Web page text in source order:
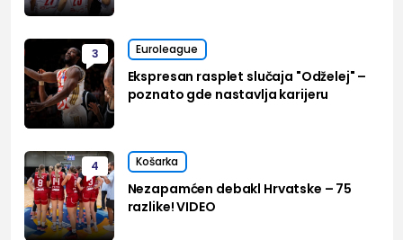
3 Euroleague
Ekspresan rasplet slučaja "Odželej" –
poznato gde nastavlja karijeru
4 Košarka
Nezapamćen debakl Hrvatske – 75
razlike! VIDEO